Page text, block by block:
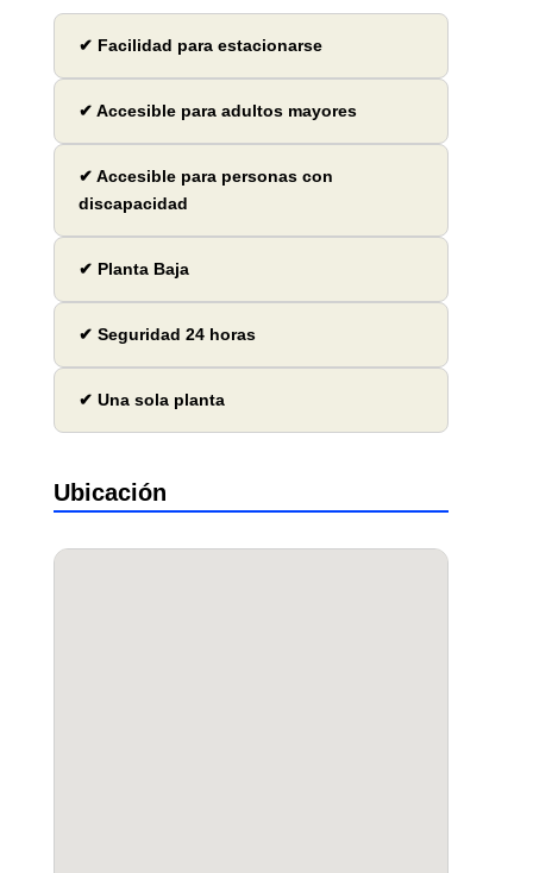
✔ Facilidad para estacionarse
✔ Accesible para adultos mayores
✔ Accesible para personas con
discapacidad
✔ Planta Baja
✔ Seguridad 24 horas
✔ Una sola planta
Ubicación